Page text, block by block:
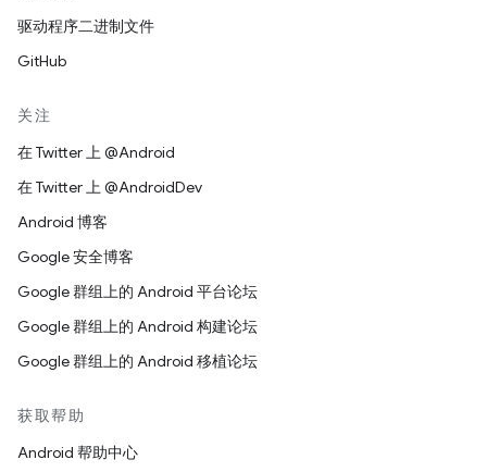
驱动程序二进制文件
GitHub
关注
在 Twitter 上 @Android
在 Twitter 上 @AndroidDev
Android 博客
Google 安全博客
Google 群组上的 Android 平台论坛
Google 群组上的 Android 构建论坛
Google 群组上的 Android 移植论坛
获取帮助
Android 帮助中心